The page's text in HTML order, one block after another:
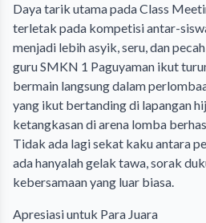
​Daya tarik utama pada Class
terletak pada kompetisi antar-
menjadi lebih asyik, seru, dan
guru SMKN 1 Paguyaman ikut
bermain langsung dalam
yang ikut bertanding di lapangan
ketangkasan di arena lomba
Tidak ada lagi sekat kaku antara
ada hanyalah gelak tawa, sorak
kebersamaan yang luar biasa.
​Apresiasi untuk Para Juara